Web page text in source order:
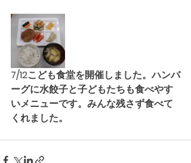
7/12こども食堂を開催しました。ハンバ
ーグに水餃子と子どもたちも食べやす
いメニューです。みんな残さず食べて
くれました。